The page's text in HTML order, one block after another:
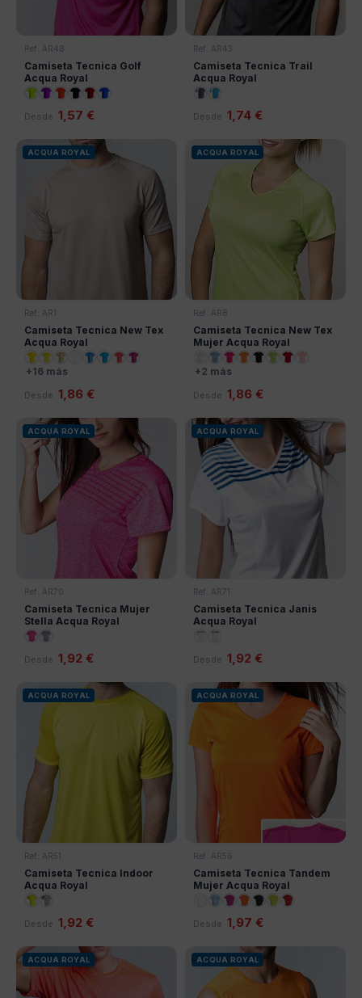
Ref: AR48
Camiseta Tecnica Golf
Acqua Royal
Desde 1,57 €
Ref: AR43
Camiseta Tecnica Trail
Acqua Royal
Desde 1,74 €
ACQUA ROYAL
Ref: AR1
Camiseta Tecnica New Tex
Acqua Royal
+16 más
Desde 1,86 €
ACQUA ROYAL
Ref: AR8
Camiseta Tecnica New Tex
Mujer Acqua Royal
+2 más
Desde 1,86 €
ACQUA ROYAL
Ref: AR70
Camiseta Tecnica Mujer
Stella Acqua Royal
Desde 1,92 €
ACQUA ROYAL
Ref: AR71
Camiseta Tecnica Janis
Acqua Royal
Desde 1,92 €
ACQUA ROYAL
Ref: AR51
Camiseta Tecnica Indoor
Acqua Royal
Desde 1,92 €
ACQUA ROYAL
Ref: AR56
Camiseta Tecnica Tandem
Mujer Acqua Royal
Desde 1,97 €
ACQUA ROYAL ACQUA ROYAL